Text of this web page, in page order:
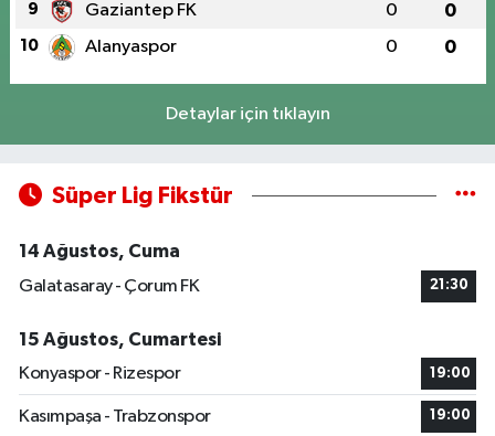
9 Gaziantep FK 0 0
10 Alanyaspor 0 0
Detaylar için tıklayın
Süper Lig Fikstür
14 Ağustos, Cuma
Galatasaray - Çorum FK
21:30
15 Ağustos, Cumartesi
Konyaspor - Rizespor
19:00
Kasımpaşa - Trabzonspor 19:00